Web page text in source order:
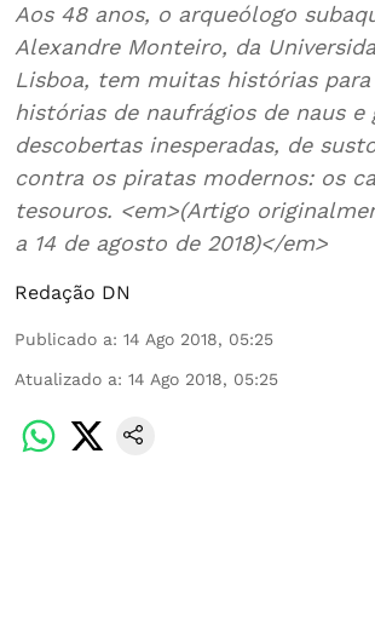
Aos 48 anos, o arqueólogo
Alexandre Monteiro, da
Lisboa, tem muitas histórias
histórias de naufrágios de naus e
descobertas inesperadas, de
contra os piratas modernos: os
tesouros. <em>(Artigo
a 14 de agosto de 2018)</em>
Redação DN
Publicado a: 14 Ago 2018, 05:25
Atualizado a: 14 Ago 2018, 05:25